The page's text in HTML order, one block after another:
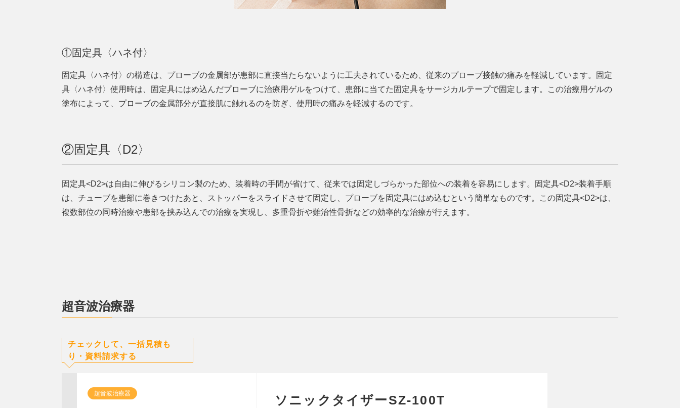
①固定具〈ハネ付〉
固定具〈ハネ付〉の構造は、プローブの金属部が患部に直接当たらないように工夫されているため、従来のプローブ接触の痛みを軽減しています。固定
具〈ハネ付〉使用時は、固定具にはめ込んだプローブに治療用ゲルをつけて、患部に当てた固定具をサージカルテープで固定します。この治療用ゲルの
塗布によって、プローブの金属部分が直接肌に触れるのを防ぎ、使用時の痛みを軽減するのです。
②固定具 〈D2〉
固定具<D2>は自由に伸びるシリコン製のため、装着時の手間が省けて、従来では固定しづらかった部位への装着を容易にします。固定具<D2>装着手順
は、チューブを患部に巻きつけたあと、ストッパーをスライドさせて固定し、プローブを固定具にはめ込むという簡単なものです。この固定具<D2>は、
複数部位の同時治療や患部を挟み込んでの治療を実現し、多重骨折や難治性骨折などの効率的な治療が行えます。
超音波治療器
チェックして、一括見積も
り・資料請求する
超音波治療器 ソニックタイザーSZ-100T